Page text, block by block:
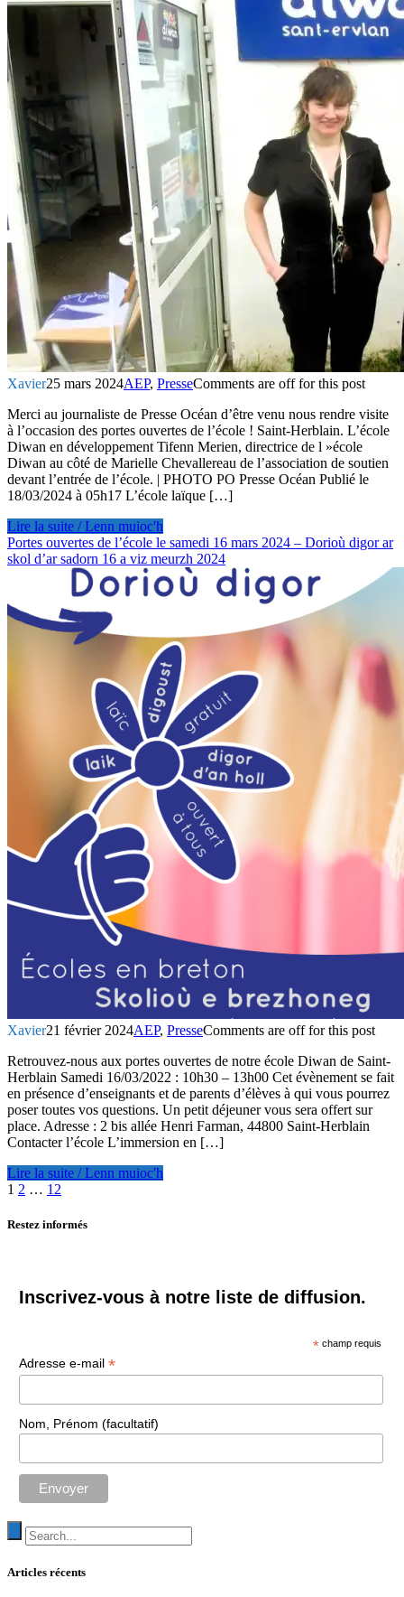
Xavier25 mars 2024AEP, PresseComments are off for this post
Merci au journaliste de Presse Océan d’être venu nous rendre visite
à l’occasion des portes ouvertes de l’école ! Saint-Herblain. L’école
Diwan en développement Tifenn Merien, directrice de l »école
Diwan au côté de Marielle Chevallereau de l’association de soutien
devant l’entrée de l’école. | PHOTO PO Presse Océan Publié le
18/03/2024 à 05h17 L’école laïque […]
Lire la suite / Lenn muioc'h
Portes ouvertes de l’école le samedi 16 mars 2024 – Dorioù digor ar
skol d’ar sadorn 16 a viz meurzh 2024
Xavier21 février 2024AEP, PresseComments are off for this post
Retrouvez-nous aux portes ouvertes de notre école Diwan de Saint-
Herblain Samedi 16/03/2022 : 10h30 – 13h00 Cet évènement se fait
en présence d’enseignants et de parents d’élèves à qui vous pourrez
poser toutes vos questions. Un petit déjeuner vous sera offert sur
place. Adresse : 2 bis allée Henri Farman, 44800 Saint-Herblain
Contacter l’école L’immersion en […]
Lire la suite / Lenn muioc'h
Navigation
articles
1 2 … 12
Restez informés
Inscrivez-vous à notre liste de diffusion.
* champ requis
Adresse e-mail *
Nom, Prénom (facultatif)
Articles récents